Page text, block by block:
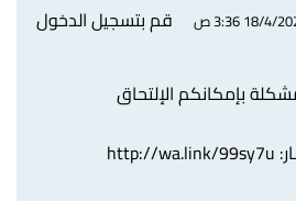
2022 3:36 ص
قم بتسجيل الدخول
بإمكانكم الإلتحاق
http://wa.link/99sy7u